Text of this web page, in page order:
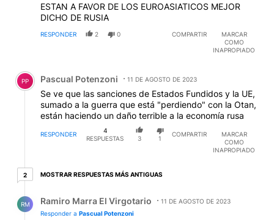
ESTAN A FAVOR DE LOS EUROASIATICOS MEJOR
DICHO DE RUSIA
RESPONDER 2 0 COMPARTIR
MARCAR
COMO
INAPROPIADO
Comentario de Pascual Potenzoni.
PP Pascual Potenzoni 11 DE AGOSTO DE 2023
Se ve que las sanciones de Estados Fundidos y la UE,
sumado a la guerra que está "perdiendo" con la Otan,
están haciendo un daño terrible a la economía rusa
RESPONDER
4
RESPUESTAS
3 1
COMPARTIR
MARCAR
COMO
INAPROPIADO
22 respuestas más antiguas
MOSTRAR RESPUESTAS MÁS ANTIGUAS
RM Ramiro Marra El Virgotario
11 DE AGOSTO DE 2023
Responder a Pascual Potenzoni